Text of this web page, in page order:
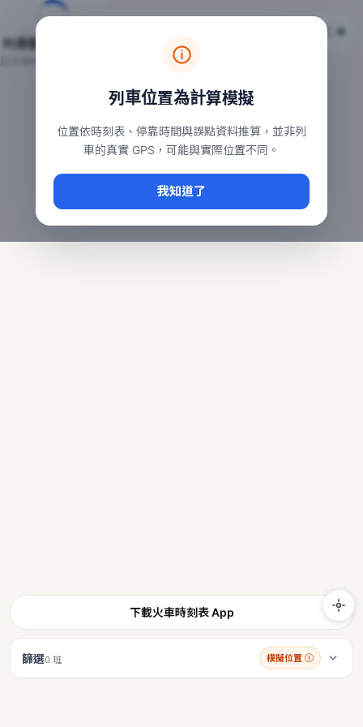
台鐵列車即時位置地圖
本頁顯示目前全台鐵運行中的列車位置，涵蓋自強、普悠瑪、
常用查詢：
、台中車站即時動態
台鐵即時動態
下載火車時刻表 App
篩選0 班 模擬位置 ⓘ
列車位置為計算模擬
位置依時刻表、停靠時間與誤點資料推算，並非列
車的真實 GPS，可能與實際位置不同。
我知道了
列車動態載入中…